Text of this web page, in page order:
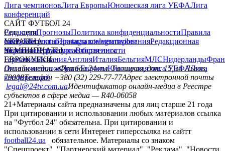
Лига чемпионовЛига ЕвропыЮношеская лига УЕФАЛига
конференций
САЙТ ФУТБОЛ 24
РедакцияПрогнозыПолитика конфиденциальностиПравила
сайтуКонтактыПравила комментированияРедакционная
политикаСтруктура собственности
Соц. сети
facebookxyoutubeinstagramtelegramviber
УКРАИНА
УкраинаПервая лигаВторая лига
ЧЕМПИОНАТЫ
ГерманияИспанияАнглияИталияБельгияМЛСНидерланды
ЕВРОКУБКИ
Лига чемпионовЛига ЕвропыЮношеская лига УЕФАЛига
конференций
Онлайн-медиа «Футбол 24»пл. Галицкая, дом. 15, м. Львов,
79008Телефон +380 (32) 229-77-77Адрес электронной почты
legal@24tv.com.uaИдентификатор онлайн-медиа в Реестре
субъектов в сфере медиа — R40-06058
21+Материалы сайта предназначены для лиц старше 21 года
При цитировании и использовании любых материалов ссылка
на "Футбол 24" обязательна. При цитировании и
использовании в сети Интернет гиперссылка на сайтт
football24.ua
обязательное. Материалы со знаком
"Спецпроект", "Партнерский материал", "Реклама", "Новости